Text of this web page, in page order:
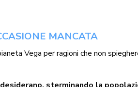
MANCATA
Vega per ragioni che non